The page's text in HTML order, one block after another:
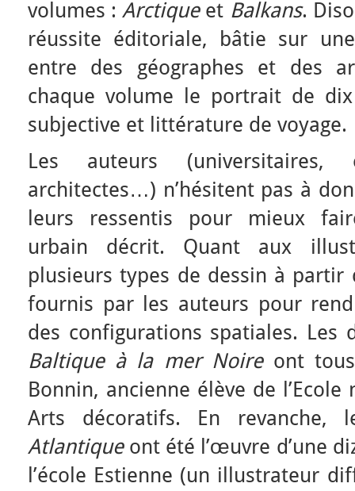
volumes :Arctique et Balkans.
réussite éditoriale, bâtie sur
entre des géographes et des
chaque volume le portrait de
subjective et littérature de voyage.
Les auteurs (universitaires,
architectes…) n’hésitent pas à
leurs ressentis pour mieux
urbain décrit. Quant aux
plusieurs types de dessin à
fournis par les auteurs pour
des configurations spatiales. Les
Baltique à la mer Noire ont
Bonnin, ancienne élève de
Arts décoratifs. En revanche,
Atlantique ont été l’œuvre d’une
l’école Estienne (un illustrateur